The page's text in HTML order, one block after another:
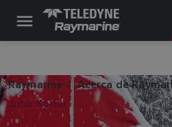
Raymarine Acerca de
Juho Karhu